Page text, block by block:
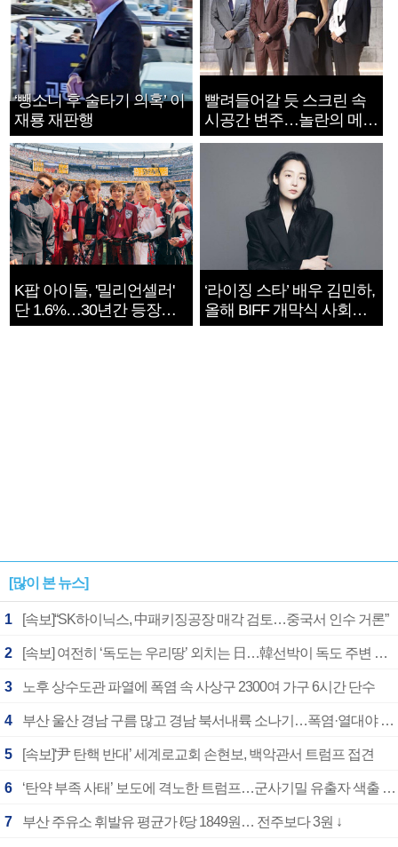
‘뺑소니 후 술타기 의혹’ 이
재룡 재판행
빨려들어갈 듯 스크린 속
시공간 변주…놀란의 메시
지는 ‘전쟁 속죄’
K팝 아이돌, '밀리언셀러'
단 1.6%…30년간 등장
1182개팀 전수조사
‘라이징 스타’ 배우 김민하,
올해 BIFF 개막식 사회자
확정
[많이 본 뉴스]
1 [속보]“SK하이닉스, 中패키징공장 매각 검토…중국서 인수 거론”
2 [속보] 여전히 ‘독도는 우리땅’ 외치는 日…韓선박이 독도 주변 해양조사 활동하자 반발
3 노후 상수도관 파열에 폭염 속 사상구 2300여 가구 6시간 단수
4 부산 울산 경남 구름 많고 경남 북서내륙 소나기…폭염·열대야 계속
5 [속보]‘尹 탄핵 반대’ 세계로교회 손현보, 백악관서 트럼프 접견
6 ‘탄약 부족 사태’ 보도에 격노한 트럼프…군사기밀 유출자 색출 지시
7 부산 주유소 휘발유 평균가 ℓ당 1849원… 전주보다 3원 ↓